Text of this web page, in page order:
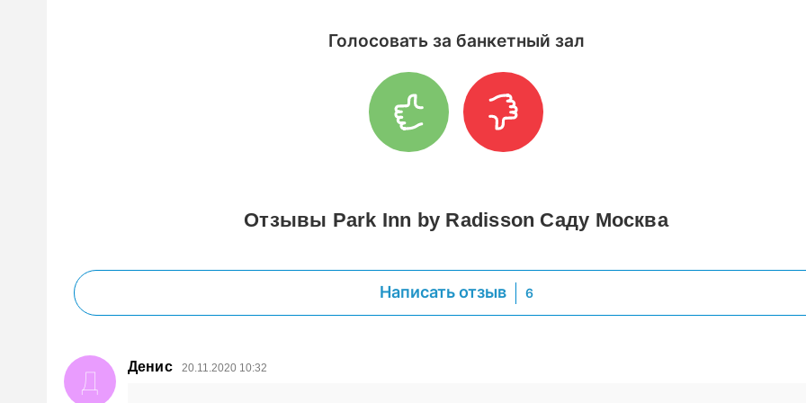
Голосовать за банкетный зал
Отзывы Park Inn by Radisson Саду Москва
Написать отзыв 6
Денис 20.11.2020 10:32